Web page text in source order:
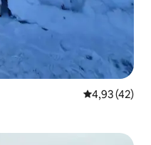
Prosečna
4,93 (42)